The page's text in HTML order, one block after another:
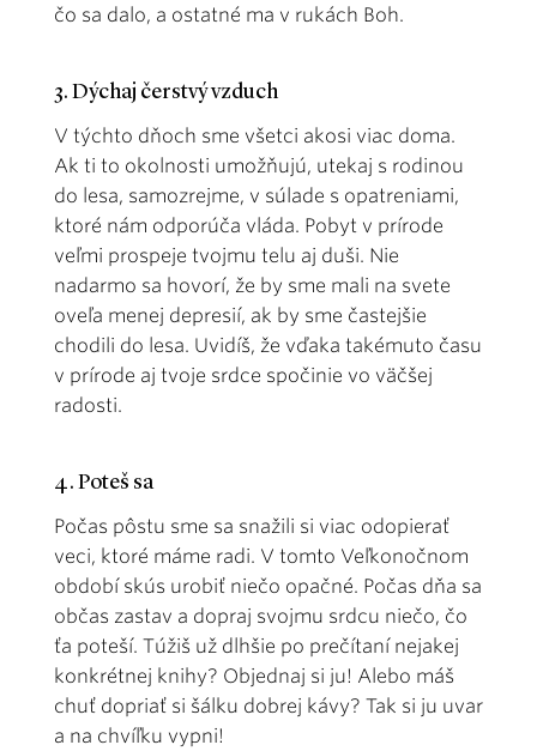
čo sa dalo, a ostatné ma v rukách Boh.
3. Dýchaj čerstvý vzduch
V týchto dňoch sme všetci akosi viac doma.
Ak ti to okolnosti umožňujú, utekaj s rodinou
do lesa, samozrejme, v súlade s opatreniami,
ktoré nám odporúča vláda. Pobyt v prírode
veľmi prospeje tvojmu telu aj duši. Nie
nadarmo sa hovorí, že by sme mali na svete
oveľa menej depresií, ak by sme častejšie
chodili do lesa. Uvidíš, že vďaka takémuto času
v prírode aj tvoje srdce spočinie vo väčšej
radosti.
4. Poteš sa
Počas pôstu sme sa snažili si viac odopierať
veci, ktoré máme radi. V tomto Veľkonočnom
období skús urobiť niečo opačné. Počas dňa sa
občas zastav a dopraj svojmu srdcu niečo, čo
ťa poteší. Túžiš už dlhšie po prečítaní nejakej
konkrétnej knihy? Objednaj si ju! Alebo máš
chuť dopriať si šálku dobrej kávy? Tak si ju uvar
a na chvíľku vypni!